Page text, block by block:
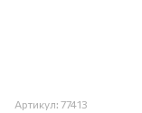
Артикул: 77413